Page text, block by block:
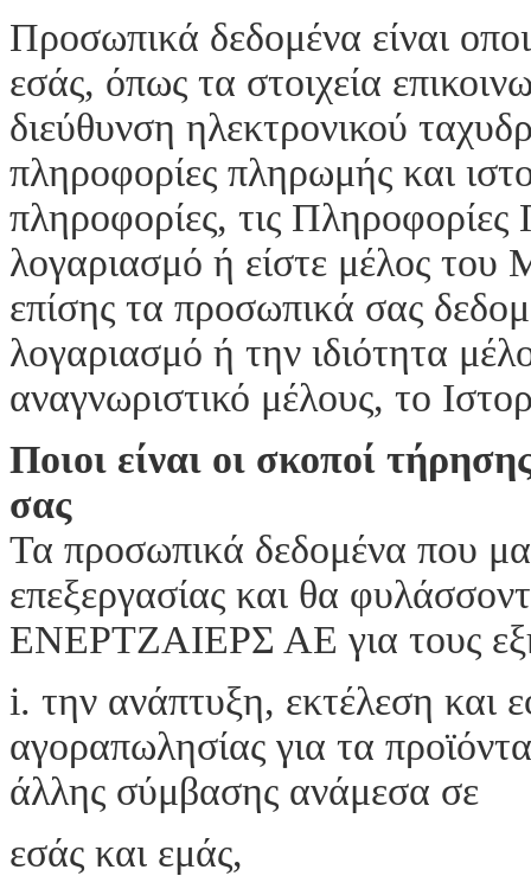
Προσωπικά δεδομένα είναι
εσάς, όπως τα στοιχεία
διεύθυνση ηλεκτρονικού
πληροφορίες πληρωμής και
πληροφορίες, τις Πληροφορίες
λογαριασμό ή είστε μέλος
επίσης τα προσωπικά σας
λογαριασμό ή την ιδιότητα
αναγνωριστικό μέλους, το
Ποιοι είναι οι σκοποί
σας
Τα προσωπικά δεδομένα που
επεξεργασίας και θα
ΕΝΕΡΤΖΑΙΕΡΣ ΑΕ για τους
i. την ανάπτυξη, εκτέλεση και
αγοραπωλησίας για τα
άλλης σύμβασης ανάμεσα σε
εσάς και εμάς,